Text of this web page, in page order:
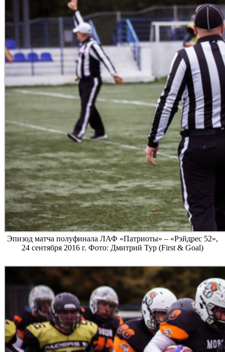
Эпизод матча полуфинала ЛАФ «Патриоты» – «Рэйдрес 52»,
24 сентября 2016 г. Фото: Дмитрий Тур (First & Goal)